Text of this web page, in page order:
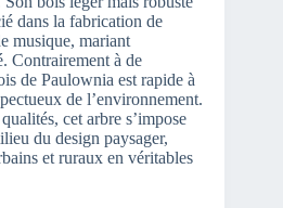
dans la fabrication de
musique, mariant
Contrairement à de
de Paulownia est rapide à
de l’environnement.
cet arbre s’impose
du design paysager,
et ruraux en véritables